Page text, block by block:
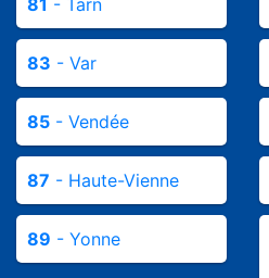
81 - Tarn
83 - Var
85 - Vendée
87 - Haute-Vienne
89 - Yonne